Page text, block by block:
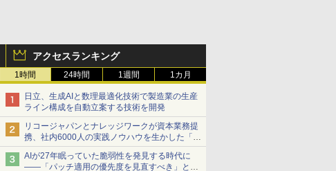
アクセスランキング
1時間 24時間 1週間 1カ月
日立、生成AIと数理最適化技術で製造業の生産
ライン構成を自動立案する技術を開発
リコージャパンとナレッジワークが資本業務提
携、社内6000人の実践ノウハウを生かした「AI
商談記録 for RICOH」を展開へ
AIが27年眠っていた脆弱性を発見する時代に
――「パッチ適用の優先度を見直すべき」とセ